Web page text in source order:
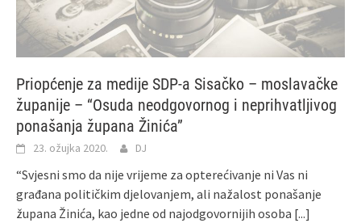
Priopćenje za medije SDP-a Sisačko – moslavačke
županije – “Osuda neodgovornog i neprihvatljivog
ponašanja župana Žinića”
23. ožujka 2020. DJ
“Svjesni smo da nije vrijeme za opterećivanje ni Vas ni
građana političkim djelovanjem, ali nažalost ponašanje
župana Žinića, kao jedne od najodgovornijih osoba [...]